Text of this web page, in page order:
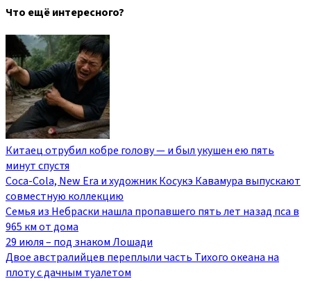
Что ещё интересного?
Китаец отрубил кобре голову — и был укушен ею пять
минут спустя
Coca-Cola, New Era и художник Косукэ Кавамура выпускают
совместную коллекцию
Семья из Небраски нашла пропавшего пять лет назад пса в
965 км от дома
29 июля – под знаком Лошади
Двое австралийцев переплыли часть Тихого океана на
плоту с дачным туалетом